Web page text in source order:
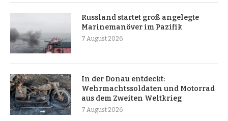
Russland startet groß angelegte
Marinemanöver im Pazifik
7 August 2026
In der Donau entdeckt:
Wehrmachtssoldaten und Motorrad
aus dem Zweiten Weltkrieg
7 August 2026